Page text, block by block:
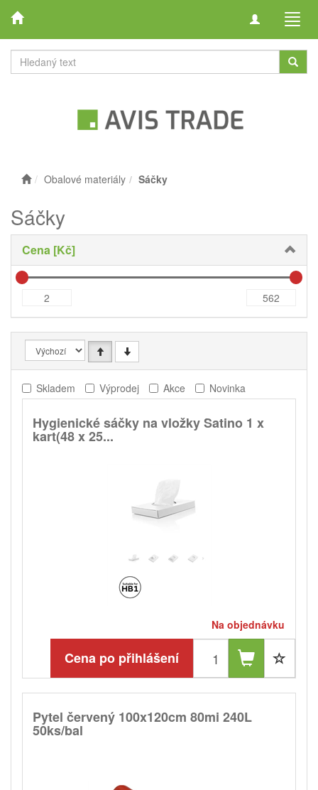
Toggle
Obalové materiály Sáčky
Sáčky
Cena [Kč]
Skladem Výprodej Akce Novinka
Hygienické sáčky na vložky Satino 1 x
kart(48 x 25...
Na objednávku
Cena po přihlášení
Pytel červený 100x120cm 80mi 240L
50ks/bal